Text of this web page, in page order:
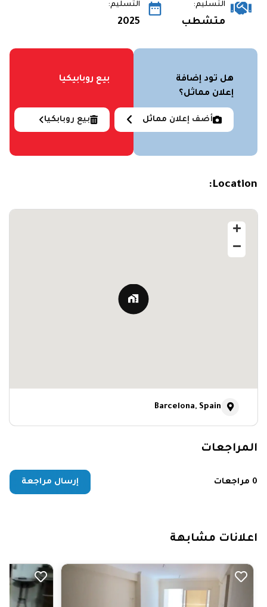
التسليم:
متشطب
التسليم:
2025
هل تود إضافة
إعلان مماثل؟
أضف إعلان مماثل
بيع روبابيكيا
بيع روبابكيا
Location:
Barcelona, Spain
المراجعات
0 مراجعات إرسال مراجعة
اعلانات مشابهة